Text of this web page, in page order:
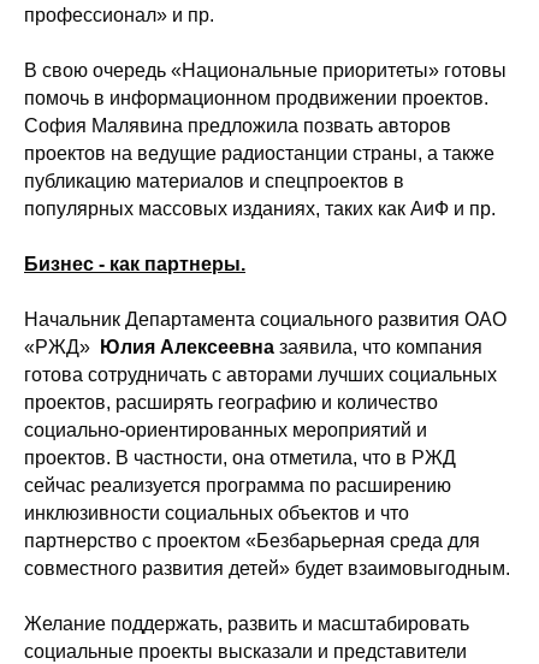
профессионал» и пр.
В свою очередь «Национальные приоритеты» готовы
помочь в информационном продвижении проектов.
София Малявина предложила позвать авторов
проектов на ведущие радиостанции страны, а также
публикацию материалов и спецпроектов в
популярных массовых изданиях, таких как АиФ и пр.
Бизнес - как партнеры.
Начальник Департамента социального развития ОАО
«РЖД»
Юлия Алексеевна заявила, что компания
готова сотрудничать с авторами лучших социальных
проектов, расширять географию и количество
социально-ориентированных мероприятий и
проектов. В частности, она отметила, что в РЖД
сейчас реализуется программа по расширению
инклюзивности социальных объектов и что
партнерство с проектом «Безбарьерная среда для
совместного развития детей» будет взаимовыгодным.
Желание поддержать, развить и масштабировать
социальные проекты высказали и представители